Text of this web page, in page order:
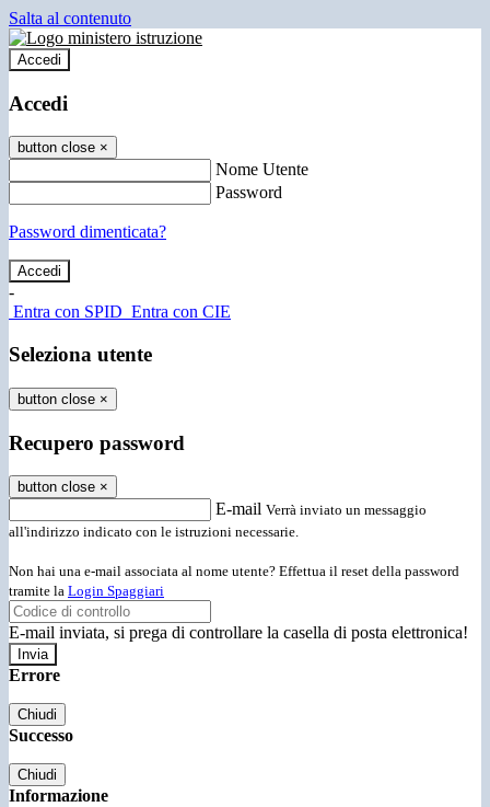
Salta al contenuto
Accedi
Accedi
button close ×
Nome Utente
Password
Password dimenticata?
-
Entra con SPID Entra con CIE
Seleziona utente
button close ×
Recupero password
button close ×
E-mail Verrà inviato un messaggio
all'indirizzo indicato con le istruzioni necessarie.
Non hai una e-mail associata al nome utente? Effettua il reset della password
tramite la Login Spaggiari
E-mail inviata, si prega di controllare la casella di posta elettronica!
Errore
Chiudi
Successo
Chiudi
Informazione